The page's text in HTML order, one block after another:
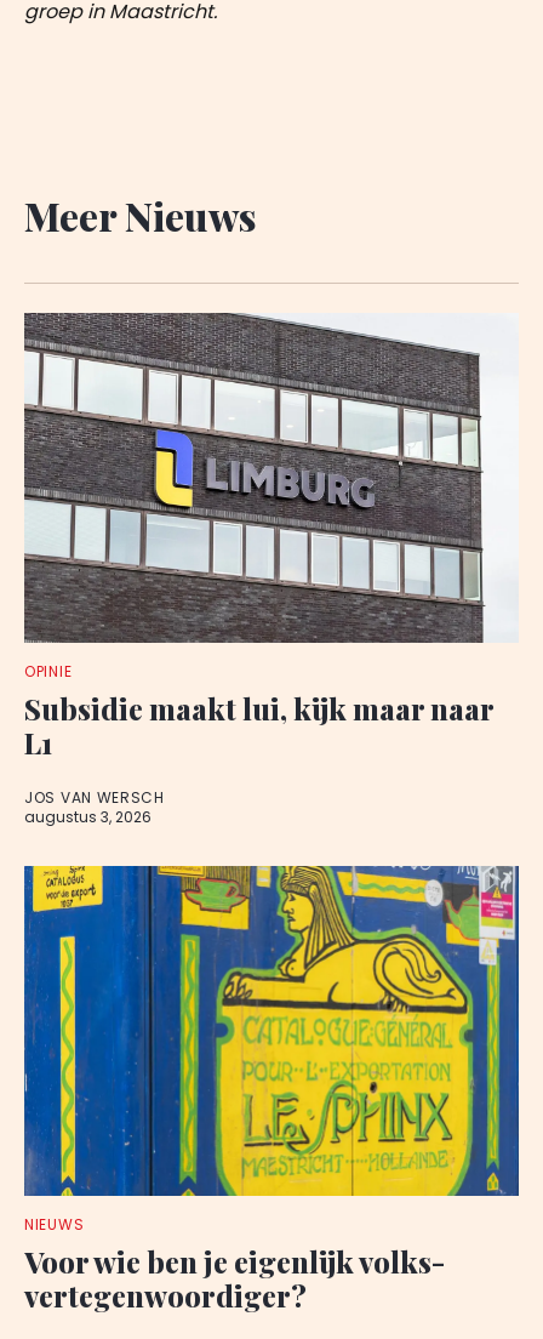
groep in Maastricht.
Meer Nieuws
OPINIE
Subsidie maakt lui, kijk maar naar
L1
JOS VAN WERSCH
augustus 3, 2026
NIEUWS
Voor wie ben je eigenlijk volks-
vertegenwoordiger?